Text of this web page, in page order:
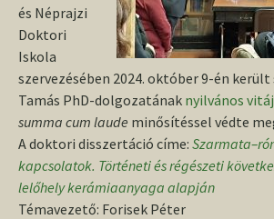
és Néprajzi
Doktori
Iskola
szervezésében 2024. október 9-én került
Tamás PhD-dolgozatának nyilvános
summa cum laude minősítéssel védte
A doktori disszertáció címe:
kapcsolatok. Történeti és régészeti
lelőhely kerámiaanyaga alapján
Témavezető: Forisek Péter